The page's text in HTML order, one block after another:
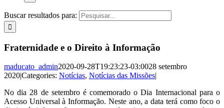
Buscar resultados para:
Fraternidade e o Direito à Informação
maducato_admin2020-09-28T19:23:23-03:0028 setembro
2020|Categories: Notícias, Notícias das Missões|
No dia 28 de setembro é comemorado o Dia Internacional para o
Acesso Universal à Informação. Neste ano, a data terá como foco o